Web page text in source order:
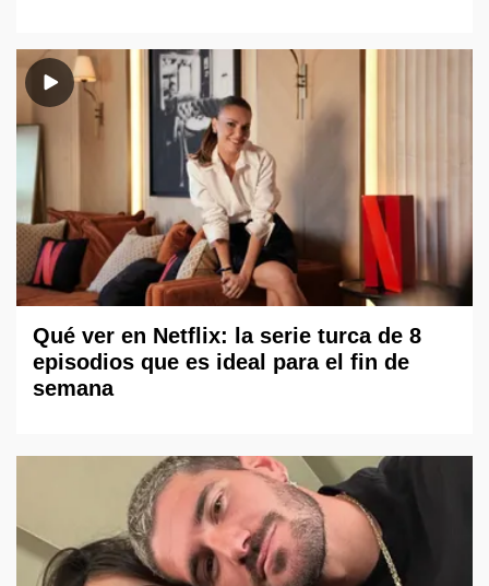
Qué ver en Netflix: la serie turca de 8
episodios que es ideal para el fin de
semana